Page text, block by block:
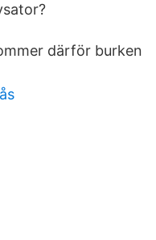
därför burken